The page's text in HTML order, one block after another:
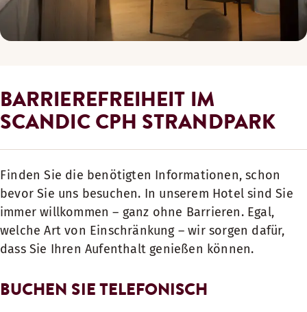
BARRIEREFREIHEIT IM
SCANDIC CPH STRANDPARK
Finden Sie die benötigten Informationen, schon
bevor Sie uns besuchen. In unserem Hotel sind Sie
immer willkommen – ganz ohne Barrieren. Egal,
welche Art von Einschränkung – wir sorgen dafür,
dass Sie Ihren Aufenthalt genießen können.
BUCHEN SIE TELEFONISCH